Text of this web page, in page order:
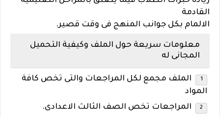
القادمة
الالمام بكل جوانب المنهج فى وقت قصير.
معلومات سريعة حول الملف وكيفية التحميل
المجانى له
الملف مجمع لكل المراجعات والتى تخص كافة
المواد
المراجعات تخص الصف الثالث الاعدادى.